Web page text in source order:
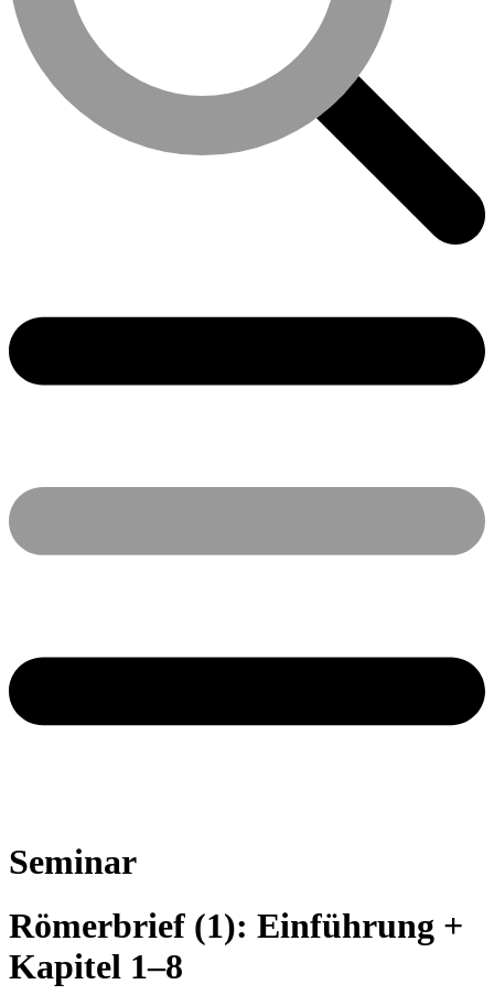
Seminar
Römerbrief (1): Einführung +
Kapitel 1–8